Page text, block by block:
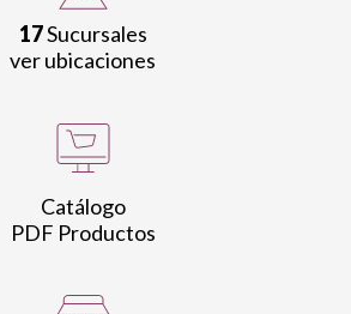
17Sucursales
ver ubicaciones
Catálogo
PDF Productos